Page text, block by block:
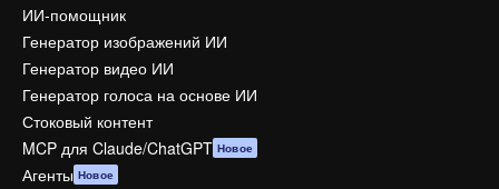
ИИ-помощник
Генератор изображений ИИ
Генератор видео ИИ
Генератор голоса на основе ИИ
Стоковый контент
MCP для Claude/ChatGPT Новое
Агенты Новое